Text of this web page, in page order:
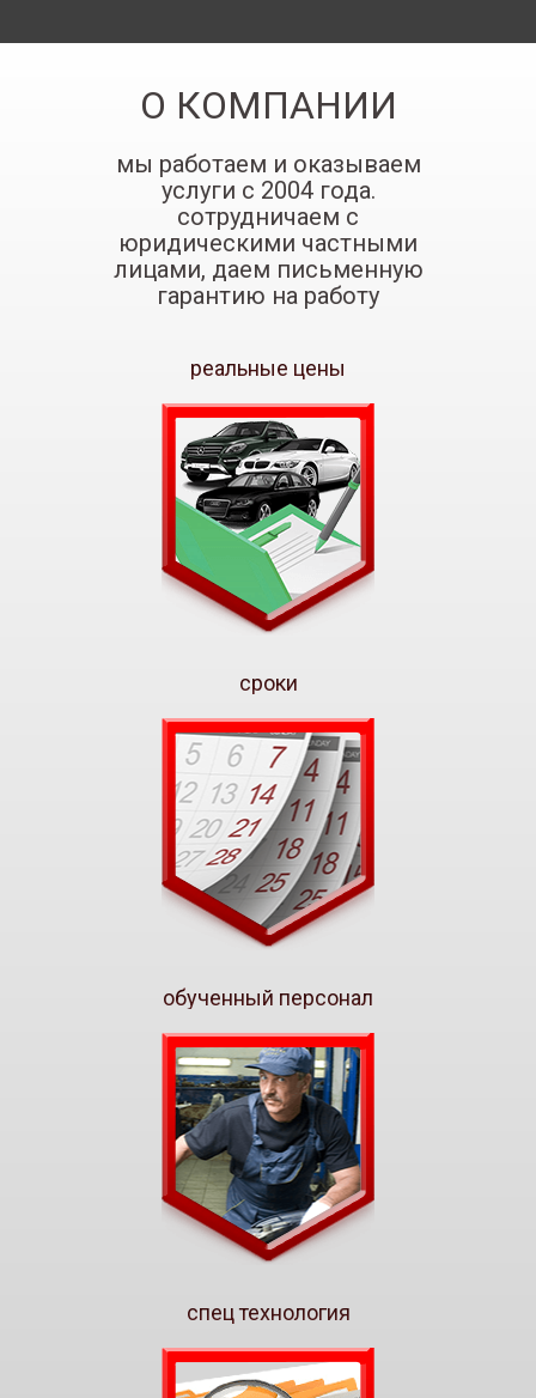
О КОМПАНИИ
мы работаем и оказываем
услуги с 2004 года.
сотрудничаем с
юридическими частными
лицами, даем письменную
гарантию на работу
реальные цены
сроки
обученный персонал
спец технология